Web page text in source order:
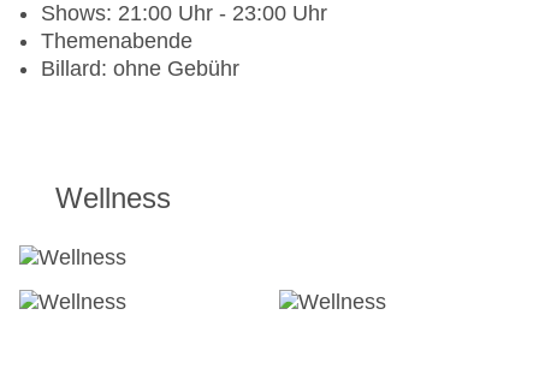
Shows: 21:00 Uhr - 23:00 Uhr
Themenabende
Billard: ohne Gebühr
Wellness